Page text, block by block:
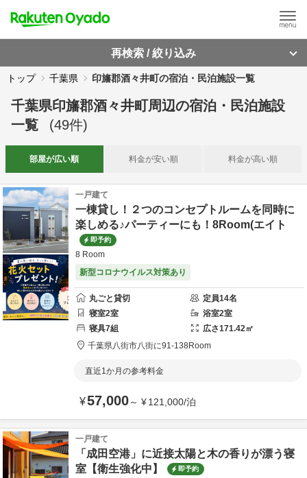
再検索 / 絞り込み
トップ 千葉県 印旛郡酒々井町の宿泊・民泊施設一覧
千葉県印旛郡酒々井町周辺の宿泊・民泊施設
一覧
(49件)
部屋が広い順 料金が安い順 料金が高い順
一戸建て
一棟貸し！２つのコンセプトルームを同時に
楽しめる♪パーティーにも！8Room(エイト
即予約
8 Room
新型コロナウイルス対策あり
丸ごと貸切 定員14名
寝室2室 浴室2室
寝具7組 広さ171.42㎡
千葉県八街市八街に91-138Room
直近1か月の参考料金
¥57,000～ ¥121,000/泊
一戸建て
「成田空港」に近接太陽と木の香りが漂う寝
室【衛生強化中】
即予約